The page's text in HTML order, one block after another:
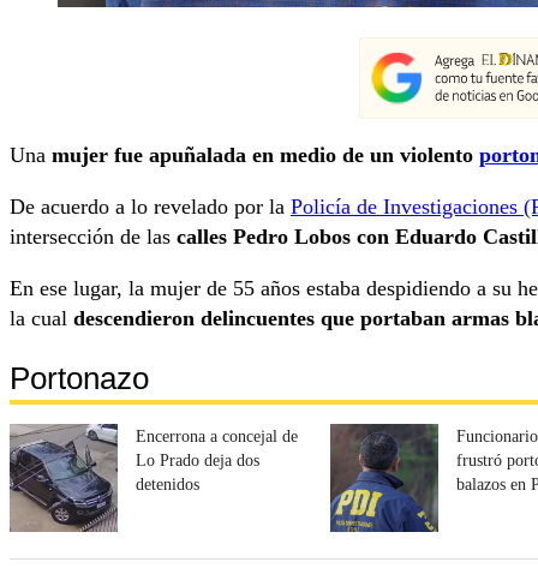
Una mujer fue apuñalada en medio de un violento
De acuerdo a lo revelado por la Policía de Investigaciones
intersección de las calles Pedro Lobos con Eduardo
En ese lugar, la mujer de 55 años estaba despidiendo a su
la cual descendieron delincuentes que portaban armas
Portonazo
Encerrona a concejal de
Lo Prado deja dos
detenidos
frustró
balazos en